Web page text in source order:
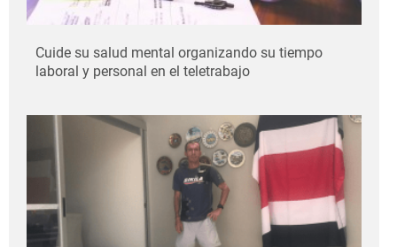
Cuide su salud mental organizando su tiempo
laboral y personal en el teletrabajo